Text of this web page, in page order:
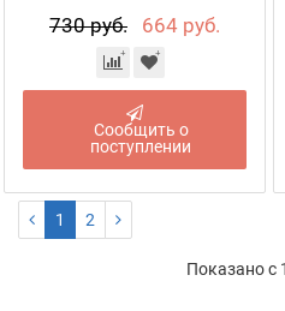
730 руб. 664 руб.
Сообщить о
поступлении
1 2
Показано с